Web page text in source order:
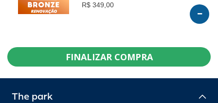
R$ 349,00
FINALIZAR COMPRA
The park